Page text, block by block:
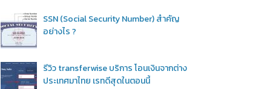
SSN (Social Security Number) สำคัญ
อย่างไร ?
รีวิว transferwise บริการ โอนเงินจากต่าง
ประเทศมาไทย เรทดีสุดในตอนนี้